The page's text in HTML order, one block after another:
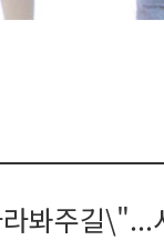
봐주길\"...